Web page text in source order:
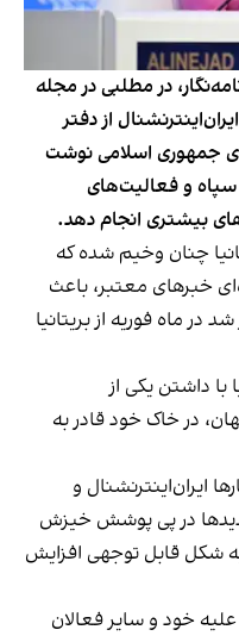
در مطلبی در مجله
از دفتر
جمهوری اسلامی نوشت
سپاه و فعالیت‌های
بیشتری انجام دهد.
چنان وخیم شده که
خبرهای معتبر، باعث
در ماه فوریه از بریتانیا
داشتن یکی از
در خاک خود قادر به
ایران‌اینترنشنال و
در پی پوشش خیزش
به شکل قابل‌ توجهی افزایش
خود و سایر فعالان